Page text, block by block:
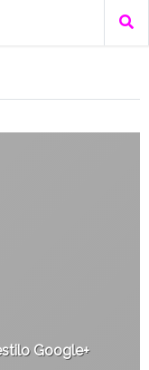
Google+